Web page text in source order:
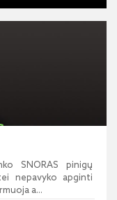
SNORAS pinigų
nepavyko apginti
a...